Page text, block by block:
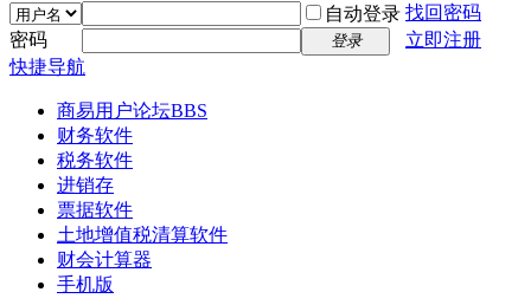
自动登录 找回密码
密码
登录
立即注册
快捷导航
商易用户论坛BBS
财务软件
税务软件
进销存
票据软件
土地增值税清算软件
财会计算器
手机版